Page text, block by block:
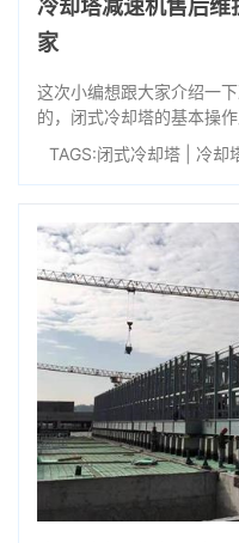
冷却塔减速机售后
家
这次小编想跟大家介绍一
的，闭式冷却塔的基本操
TAGS:闭式冷却塔 冷却